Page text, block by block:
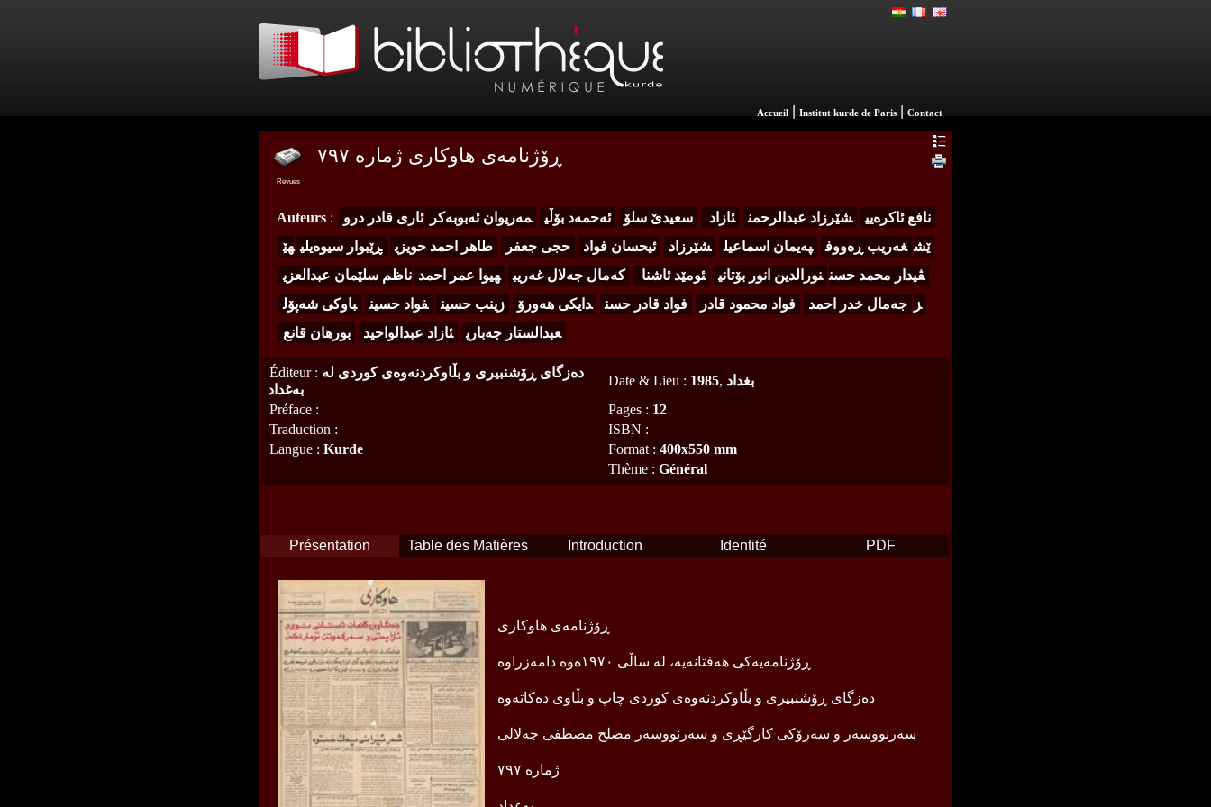
Accueil Institut kurde de Paris Contact
Revues
ڕۆژنامەی هاوکاری ژمارە ٧٩٧
Auteurs : نافع ئاکرەیی شێرزاد عبدالرحمن ئازاد سعیدێ سلۆ ئەحمەد بۆڵی مەریوان ئەبوبەکر
ئاری قادر درو
ێش غەریب ڕەووف پەیمان اسماعیل شێرزاد ئیحسان فواد حجی جعفر طاهر احمد حویزی ڕێبوار سیوەیلی هێ
ڤیدار محمد حسن نورالدین انور بۆتانی ئومێد ئاشنا کەمال جەلال غەریب هیوا عمر احمد ناظم سلێمان عبدالعزی
ز
جەمال خدر احمد فواد محمود قادر فواد قادر حسن دایکی هەورۆ زینب حسین فواد حسین
باوکی شەپۆل
عبدالستار جەباری
ئازاد عبدالواحید بورهان قانع
Éditeur: دەزگای ڕۆشنبیری و بڵاوکردنەوەی کوردی لە
بەغداد
Date & Lieu : 1985, بغداد
Préface : Pages : 12
Traduction : ISBN :
Langue : Kurde Format : 400x550 mm
Thème : Général
Présentation Table des Matières Introduction Identité PDF
ڕۆژنامەی هاوکاری
ڕۆژنامەیەکی هەفتانەیە، لە ساڵی ١٩٧٠ەوە دامەزراوە
دەزگای ڕۆشنبیری و بڵاوکردنەوەی کوردی چاپ و بڵاوی دەکاتەوە
سەرنووسەر و سەرۆکی کارگێڕی و سەرنووسەر مصلح مصطفی جەلالی
ژمارە ٧٩٧